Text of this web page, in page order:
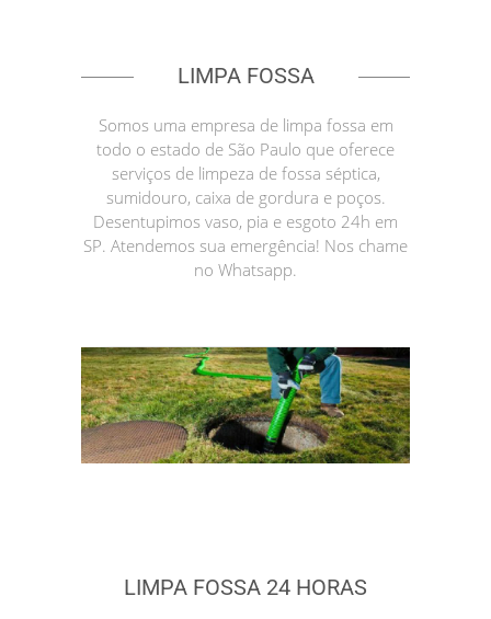
LIMPA FOSSA
Somos uma empresa de limpa fossa em
todo o estado de São Paulo que oferece
serviços de limpeza de fossa séptica,
sumidouro, caixa de gordura e poços.
Desentupimos vaso, pia e esgoto 24h em
SP. Atendemos sua emergência! Nos chame
no Whatsapp.
LIMPA FOSSA 24 HORAS